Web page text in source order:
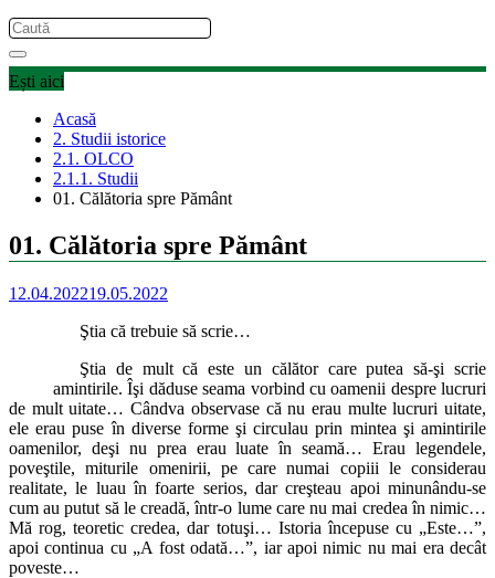
Ești aici
Acasă
2. Studii istorice
2.1. OLCO
2.1.1. Studii
01. Călătoria spre Pământ
01. Călătoria spre Pământ
12.04.202219.05.2022
Ştia că trebuie să scrie…
Ştia de mult că este un călător care putea să-şi scrie
amintirile. Îşi dăduse seama vorbind cu oamenii despre lucruri
de mult uitate… Cândva observase că nu erau multe lucruri uitate,
ele erau puse în diverse forme şi circulau prin mintea şi amintirile
oamenilor, deşi nu prea erau luate în seamă… Erau legendele,
poveştile, miturile omenirii, pe care numai copiii le considerau
realitate, le luau în foarte serios, dar creşteau apoi minunându-se
cum au putut să le creadă, într-o lume care nu mai credea în nimic…
Mă rog, teoretic credea, dar totuşi… Istoria începuse cu „Este…”,
apoi continua cu „A fost odată…”, iar apoi nimic nu mai era decât
poveste…